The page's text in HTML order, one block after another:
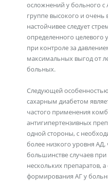
осложнений у больного с
группе высокого и очень
настойчивее следует
определенного целевого
при контроле за
максимальных выгод от
больных.
Следующей
сахарным диабетом
частого применения
антигипертензивных
одной стороны, с
более низкого уровня
большинстве случаев
нескольких препаратов,
формирования АГ у